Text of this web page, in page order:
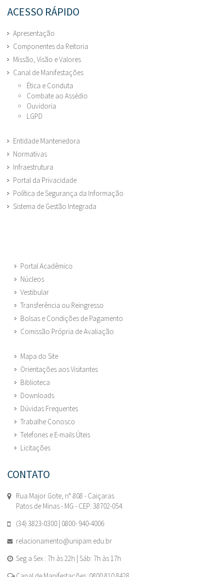
ACESSO RÁPIDO
Apresentação
Componentes da Reitoria
Missão, Visão e Valores
Canal de Manifestações
Ética e Conduta
Combate ao Assédio
Ouvidoria
LGPD
Entidade Mantenedora
Normativas
Infraestrutura
Portal da Privacidade
Política de Segurança da Informação
Sistema de Gestão Integrada
Portal Acadêmico
Núcleos
Vestibular
Transferência ou Reingresso
Bolsas e Condições de Pagamento
Comissão Própria de Avaliação
Mapa do Site
Orientações aos Visitantes
Biblioteca
Downloads
Dúvidas Frequentes
Trabalhe Conosco
Telefones e E-mails Úteis
Licitações
CONTATO
Rua Major Gote, n° 808 - Caiçaras
Patos de Minas - MG - CEP: 38702-054.
(34) 3823-0300 | 0800- 940-4006
relacionamento@unipam.edu.br
Seg a Sex : 7h às 22h | Sáb: 7h às 17h